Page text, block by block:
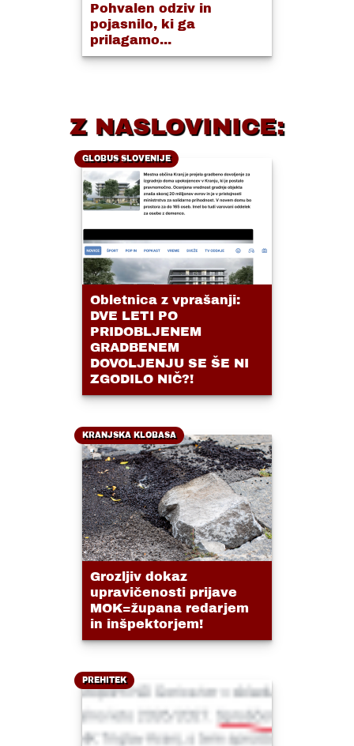
Pohvalen odziv in
pojasnilo, ki ga
prilagamo...
Z NASLOVINICE:
GLOBUS SLOVENIJE
Obletnica z vprašanji:
DVE LETI PO
PRIDOBLJENEM
GRADBENEM
DOVOLJENJU SE ŠE NI
ZGODILO NIČ?!
KRANJSKA KLOBASA
Grozljiv dokaz
upravičenosti prijave
MOK=župana redarjem
in inšpektorjem!
PREHITEK